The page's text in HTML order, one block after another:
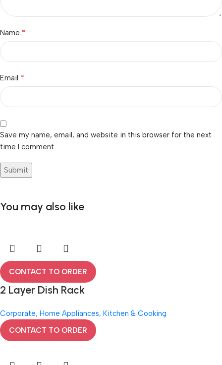
Name *
Email *
Save my name, email, and website in this browser for the next
time I comment.
You may also like
CONTACT TO ORDER
2 Layer Dish Rack
Corporate, Home Appliances, Kitchen & Cooking
CONTACT TO ORDER